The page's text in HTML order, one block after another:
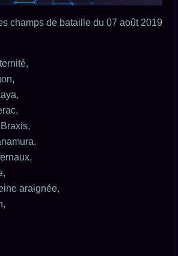
champs de bataille du 07 août 2019
araignée,